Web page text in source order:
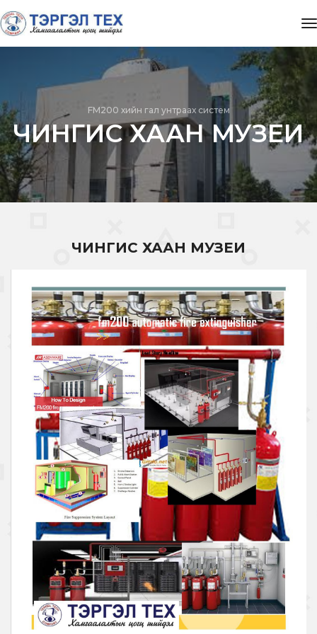
FM200 хийн гал унтраах систем
ЧИНГИС ХААН МУЗЕИ
ЧИНГИС ХААН МУЗЕИ